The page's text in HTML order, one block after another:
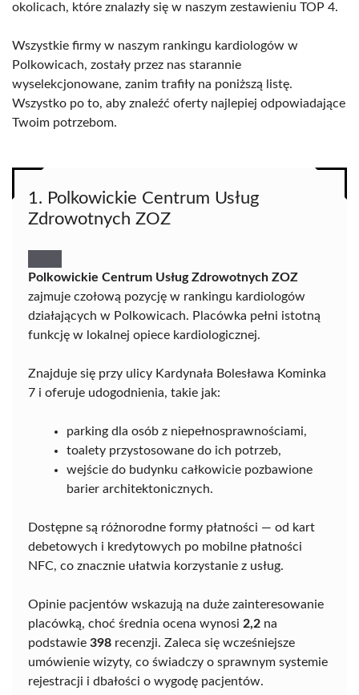
okolicach, które znalazły się w naszym zestawieniu TOP 4.
Wszystkie firmy w naszym rankingu kardiologów w
Polkowicach, zostały przez nas starannie
wyselekcjonowane, zanim trafiły na poniższą listę.
Wszystko po to, aby znaleźć oferty najlepiej odpowiadające
Twoim potrzebom.
1. Polkowickie Centrum Usług
Zdrowotnych ZOZ
Polkowickie Centrum Usług Zdrowotnych ZOZ
zajmuje czołową pozycję w rankingu kardiologów
działających w Polkowicach. Placówka pełni istotną
funkcję w lokalnej opiece kardiologicznej.
Znajduje się przy ulicy Kardynała Bolesława Kominka
7 i oferuje udogodnienia, takie jak:
parking dla osób z niepełnosprawnościami,
toalety przystosowane do ich potrzeb,
wejście do budynku całkowicie pozbawione
barier architektonicznych.
Dostępne są różnorodne formy płatności — od kart
debetowych i kredytowych po mobilne płatności
NFC, co znacznie ułatwia korzystanie z usług.
Opinie pacjentów wskazują na duże zainteresowanie
placówką, choć średnia ocena wynosi 2,2 na
podstawie 398 recenzji. Zaleca się wcześniejsze
umówienie wizyty, co świadczy o sprawnym systemie
rejestracji i dbałości o wygodę pacjentów.